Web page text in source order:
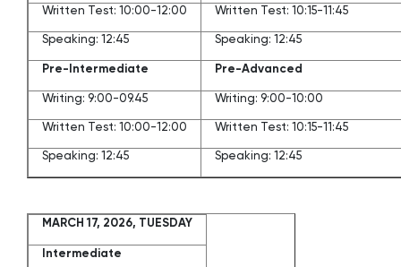
Written Test: 10:00-12:00 Written Test: 10:15-11:45
Speaking: 12:45 Speaking: 12:45
Pre-Intermediate Pre-Advanced
Writing: 9:00-09.45 Writing: 9:00-10:00
Written Test: 10:00-12:00 Written Test: 10:15-11:45
Speaking: 12:45 Speaking: 12:45
MARCH 17, 2026, TUESDAY
Intermediate